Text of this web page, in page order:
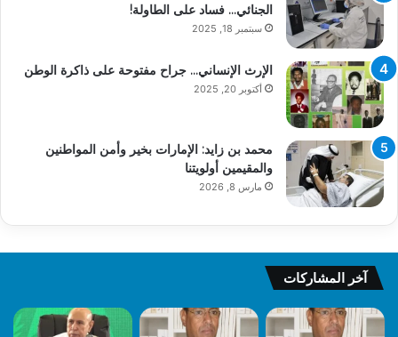
الجنائي… فساد على الطاولة!
سبتمبر 18, 2025
الإرث الإنساني… جراح مفتوحة على ذاكرة الوطن
أكتوبر 20, 2025
محمد بن زايد: الإمارات بخير وأمن المواطنين
والمقيمين أولويتنا
مارس 8, 2026
آخر المشاركات